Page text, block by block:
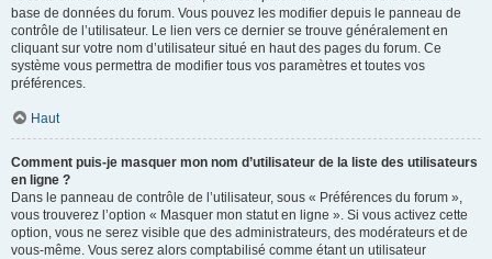
base de données du forum. Vous pouvez les modifier depuis le panneau de
contrôle de l’utilisateur. Le lien vers ce dernier se trouve généralement en
cliquant sur votre nom d’utilisateur situé en haut des pages du forum. Ce
système vous permettra de modifier tous vos paramètres et toutes vos
préférences.
Haut
Comment puis-je masquer mon nom d’utilisateur de la liste des utilisateurs
en ligne ?
Dans le panneau de contrôle de l’utilisateur, sous « Préférences du forum »,
vous trouverez l’option « Masquer mon statut en ligne ». Si vous activez cette
option, vous ne serez visible que des administrateurs, des modérateurs et de
vous-même. Vous serez alors comptabilisé comme étant un utilisateur